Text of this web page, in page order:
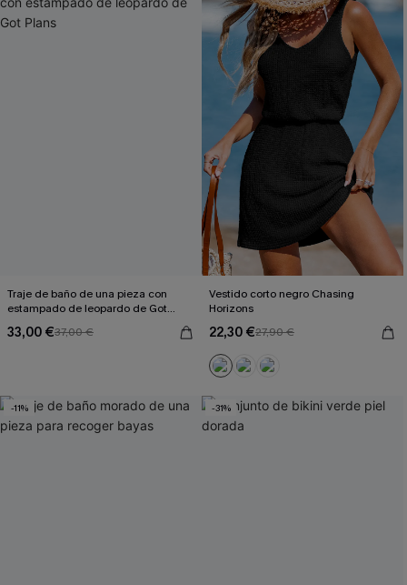
Traje de baño de una pieza con
estampado de leopardo de Got
33,00 €37,00 €
Vestido corto negro Chasing
Horizons
22,30 €27,90 €
-11% -31%